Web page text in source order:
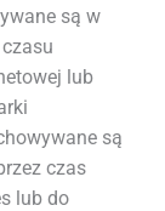
są w
lub
są
czas
lub do